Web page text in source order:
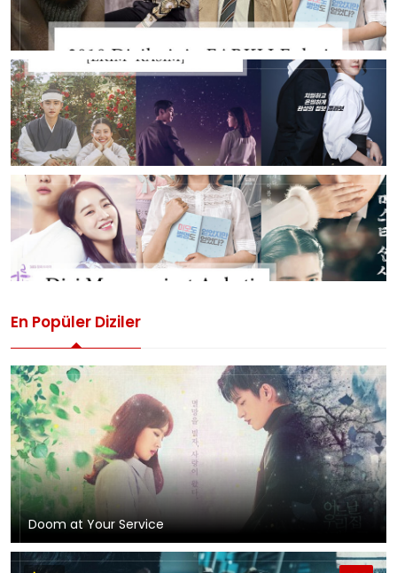
En Popüler Diziler
Doom at Your Service